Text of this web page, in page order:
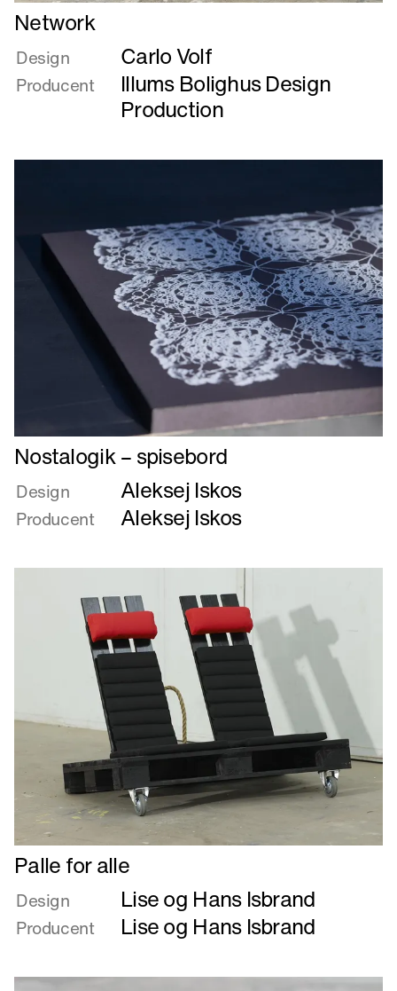
Læs
mere
om
Network
Network
Design Carlo Volf
Producent
Illums Bolighus Design
Production
Læs
mere
om
Nostalogik
–
Nostalogik – spisebord
Design Aleksej Iskos
Producent Aleksej Iskos
Læs
mere
om
Palle
for
Palle for alle
Design Lise og Hans Isbrand
Producent Lise og Hans Isbrand